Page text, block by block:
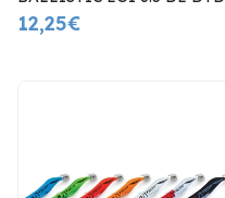
12,25€